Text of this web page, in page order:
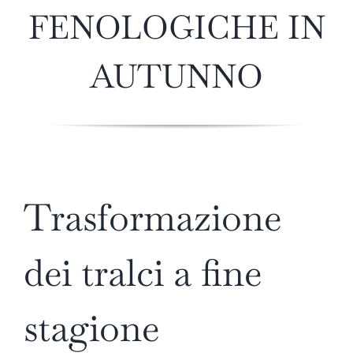
FENOLOGICHE IN
AUTUNNO
Trasformazione
dei tralci a fine
stagione